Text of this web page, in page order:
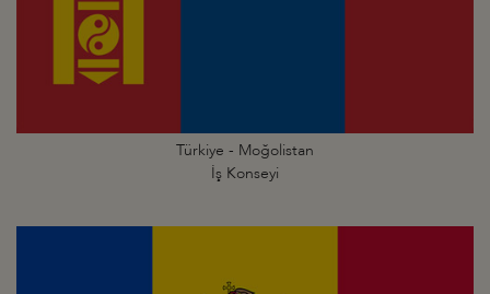
Türkiye - Moğolistan
İş Konseyi